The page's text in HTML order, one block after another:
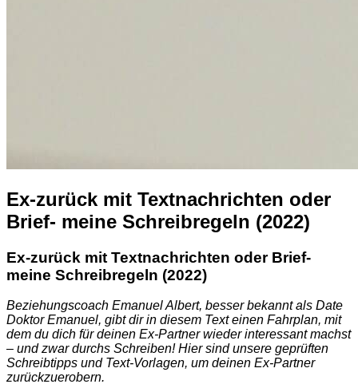
Ex-zurück mit Textnachrichten oder
Brief- meine Schreibregeln (2022)
Ex-zurück mit Textnachrichten oder Brief-
meine Schreibregeln (2022)
Beziehungscoach Emanuel Albert, besser bekannt als Date
Doktor Emanuel, gibt dir in diesem Text einen Fahrplan, mit
dem du dich für deinen Ex-Partner wieder interessant machst
– und zwar durchs Schreiben! Hier sind unsere geprüften
Schreibtipps und Text-Vorlagen, um deinen Ex-Partner
zurückzuerobern.